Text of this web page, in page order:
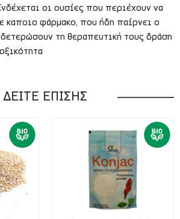
οι ουσίες που περιέχουν να
καποιο φάρμακο, που ήδη παίρνει ο
τη θεραπευτική τους δράση
ΔΕΙΤΕ ΕΠΙΣΗΣ